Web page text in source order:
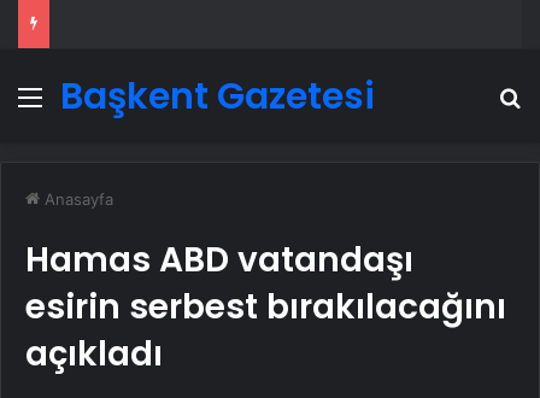
Menü
Başkent Gazetesi
Anasayfa
Hamas ABD vatandaşı
esirin serbest bırakılacağını
açıkladı